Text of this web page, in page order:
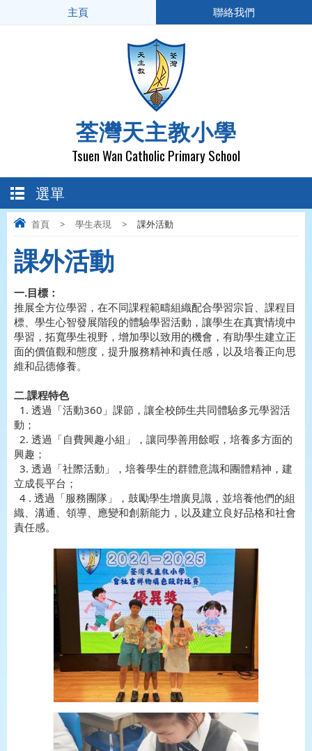
荃灣天主教小學
Tsuen Wan Catholic Primary School
主頁 聯絡我們
選單
首頁 > 學生表現 > 課外活動
課外活動
一.目標：
推展全方位學習，在不同課程範疇組織配合學習宗旨、課程目
標、學生心智發展階段的體驗學習活動，讓學生在真實情境中
學習，拓寬學生視野，增加學以致用的機會，有助學生建立正
面的價值觀和態度，提升服務精神和責任感，以及培養正向思
維和品德修養。
二.課程特色
1. 透過「活動360」課節，讓全校師生共同體驗多元學習活
動；
2. 透過「自費興趣小組」，讓同學善用餘暇，培養多方面的
興趣；
3. 透過「社際活動」，培養學生的群體意識和團體精神，建
立成長平台；
4 . 透過「服務團隊」，鼓勵學生增廣見識，並培養他們的組
織、溝通、領導、應變和創新能力，以及建立良好品格和社會
責任感。